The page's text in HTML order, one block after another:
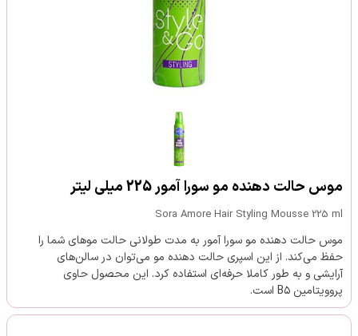
موس حالت دهنده مو سورا آمور 225 میلی لیتر
Sora Amore Hair Styling Mousse 225 ml
موس حالت دهنده مو سورا آمور به مدت طولانی حالت موهای شما را
حفظ می‌کند. از این اسپری حالت دهنده مو می‌توان در سالن‌های
آرایشی و به طور کاملا حرفه‌ای استفاده کرد. این محصول حاوی
پروویتامین B۵ است.